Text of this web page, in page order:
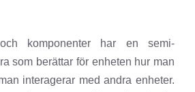
komponenter har en semi-
som berättar för enheten hur man
interagerar med andra enheter.